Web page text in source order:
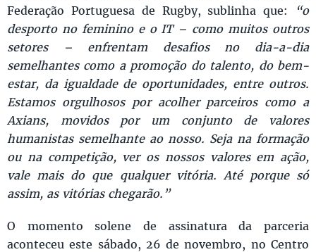
Federação Portuguesa de Rugby, sublinha que:
“o
desporto no feminino e o IT – como muitos outros
setores – enfrentam desafios no dia-a-dia
semelhantes como a promoção do talento, do bem-
estar, da igualdade de oportunidades, entre outros.
Estamos orgulhosos por acolher parceiros como a
Axians, movidos por um conjunto de valores
humanistas semelhante ao nosso. Seja na formação
ou na competição, ver os nossos valores em ação,
vale mais do que qualquer vitória. Até porque só
assim, as vitórias chegarão.”
O momento solene de assinatura da parceria
aconteceu este sábado, 26 de novembro, no Centro